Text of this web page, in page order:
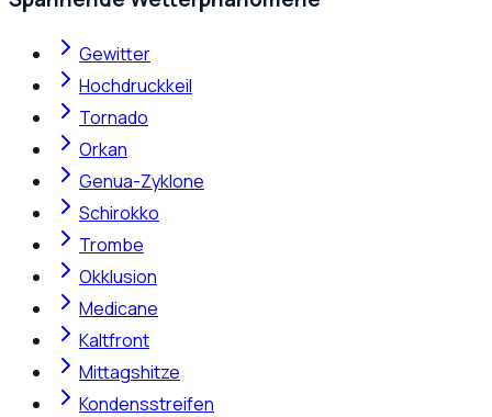
Gewitter
Hochdruckkeil
Tornado
Orkan
Genua-Zyklone
Schirokko
Trombe
Okklusion
Medicane
Kaltfront
Mittagshitze
Kondensstreifen